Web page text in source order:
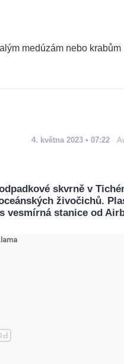
4. května 2023 • 07:22
skvrně v
živočichů.
vesmírná stanice od